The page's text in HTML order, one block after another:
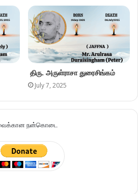
திரு. அருள்ராசா துரைசிங்கம்
July 7, 2025
நன்கொடை